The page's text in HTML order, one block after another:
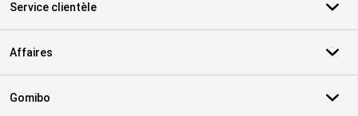
Service clientèle
Affaires
Gomibo